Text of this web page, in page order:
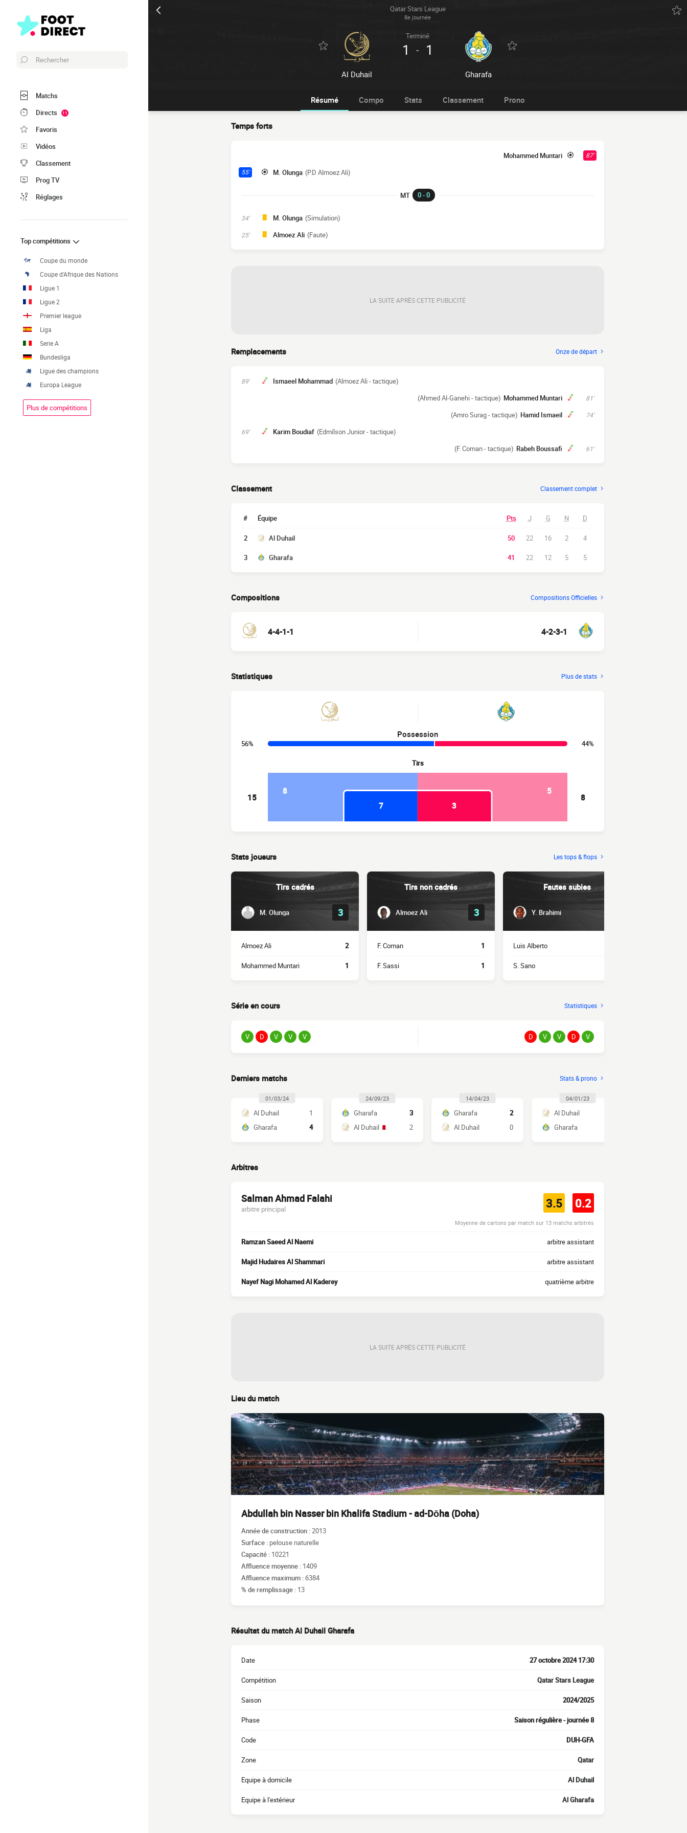
Qatar Stars League
8e journée
Al Duhail
Terminé
1 - 1
Gharafa
Rechercher
Matchs
Directs
11
Favoris
Vidéos
Classement
Prog TV
Réglages
Top compétitions
Coupe du monde
Coupe d'Afrique des Nations
Ligue 1
Ligue 2
Premier league
Liga
Serie A
Bundesliga
Ligue des champions
Europa League
Plus de compétitions
Résumé Compo Stats Classement Prono
Temps forts
87'
Mohammed Muntari
55' M. Olunga (P.D Almoez Ali)
MT 0 - 0
34' M. Olunga (Simulation)
25' Almoez Ali (Faute)
LA SUITE APRÈS CETTE PUBLICITÉ
Remplacements Onze de départ
89' Ismaeel Mohammad (Almoez Ali - tactique)
81'
Mohammed Muntari
(Ahmed Al-Ganehi - tactique)
74'
Hamid Ismaeil
(Amro Surag - tactique)
69' Karim Boudiaf (Edmílson Junior - tactique)
61'
Rabeh Boussafi
(F. Coman - tactique)
Classement Classement complet
# Équipe Pts J G N D
2 Al Duhail 50 22 16 2 4
3 Gharafa 41 22 12 5 5
Compositions Compositions Officielles
4-4-1-1 4-2-3-1
Statistiques Plus de stats
Possession
56% 44%
Tirs
15
8
5
7
3
8
Stats joueurs Les tops & flops
Tirs cadrés
M. Olunga 3
Almoez Ali 2
Mohammed Muntari 1
Tirs non cadrés
Almoez Ali 3
F. Coman 1
F. Sassi 1
Fautes subies
Y. Brahimi
Luis Alberto
S. Sano
Série en cours Statistiques
V D V V V D V V D V
Derniers matchs Stats & prono
01/03/24
Al Duhail
1
Gharafa
4
24/09/23
Gharafa
3
Al Duhail
2
14/04/23
Gharafa
2
Al Duhail
0
04/01/23
Al Duhail
Gharafa
Arbitres
Salman Ahmad Falahi
arbitre principal 3.5 0.2
Moyenne de cartons par match sur 13 matchs arbitrés
Ramzan Saeed Al Naemi arbitre assistant
Majid Hudaires Al Shammari arbitre assistant
Nayef Nagi Mohamed Al Kaderey quatrième arbitre
LA SUITE APRÈS CETTE PUBLICITÉ
Lieu du match
Abdullah bin Nasser bin Khalifa Stadium - ad-Dōha (Doha)
Année de construction :2013
Surface : pelouse naturelle
Capacité : 10221
Affluence moyenne : 1409
Affluence maximum :6384
% de remplissage : 13
Résultat du match Al Duhail Gharafa
Date 27 octobre 2024 17:30
Compétition Qatar Stars League
Saison 2024/2025
Phase Saison régulière - journée 8
Code DUH-GFA
Zone Qatar
Equipe à domicile Al Duhail
Equipe à l'extérieur Al Gharafa